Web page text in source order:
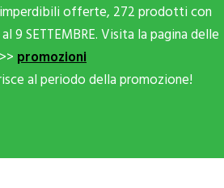
offerte, 272 prodotti con
9 SETTEMBRE. Visita la pagina delle
>> promozioni
al periodo della promozione!